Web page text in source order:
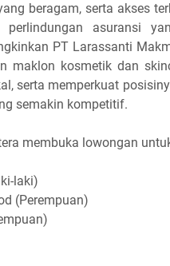
beragam, serta akses
perlindungan asuransi
PT Larassanti
maklon kosmetik dan
serta memperkuat
semakin kompetitif.
membuka lowongan
laki)
(Perempuan)